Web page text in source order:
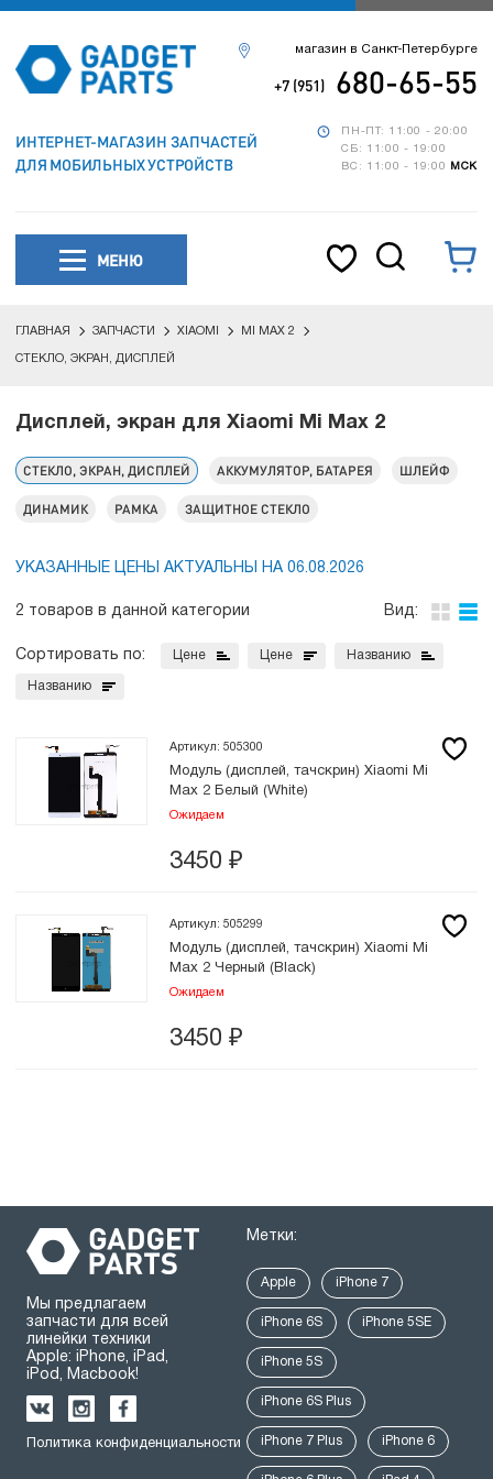
ИНТЕРНЕТ-МАГАЗИН ЗАПЧАСТЕЙ
ДЛЯ МОБИЛЬНЫХ УСТРОЙСТВ
ПН-ПТ: 11:00 - 20:00
СБ: 11:00 - 19:00
ВС: 11:00 - 19:00
МСК
магазин в Санкт-Петербурге
+7 (951) 680-65-55
МЕНЮ
ГЛАВНАЯ ЗАПЧАСТИ XIAOMI MI MAX 2
СТЕКЛО, ЭКРАН, ДИСПЛЕЙ
Дисплей, экран для Xiaomi Mi Max 2
СТЕКЛО, ЭКРАН, ДИСПЛЕЙ АККУМУЛЯТОР, БАТАРЕЯ ШЛЕЙФ
ДИНАМИК РАМКА ЗАЩИТНОЕ СТЕКЛО
УКАЗАННЫЕ ЦЕНЫ АКТУАЛЬНЫ НА 06.08.2026
2 товаров в данной категории Вид:
Сортировать по: Цене Цене Названию
Названию
Артикул: 505300
Модуль (дисплей, тачскрин) Xiaomi Mi
Max 2 Белый (White)
Ожидаем
3450 ₽
Артикул: 505299
Модуль (дисплей, тачскрин) Xiaomi Mi
Max 2 Черный (Black)
Ожидаем
3450 ₽
Мы предлагаем
запчасти для всей
линейки техники
Apple: iPhone, iPad,
iPod, Macbook!
Политика конфиденциальности
Метки:
Apple iPhone 7
iPhone 6S iPhone 5SE
iPhone 5S
iPhone 6S Plus
iPhone 7 Plus iPhone 6